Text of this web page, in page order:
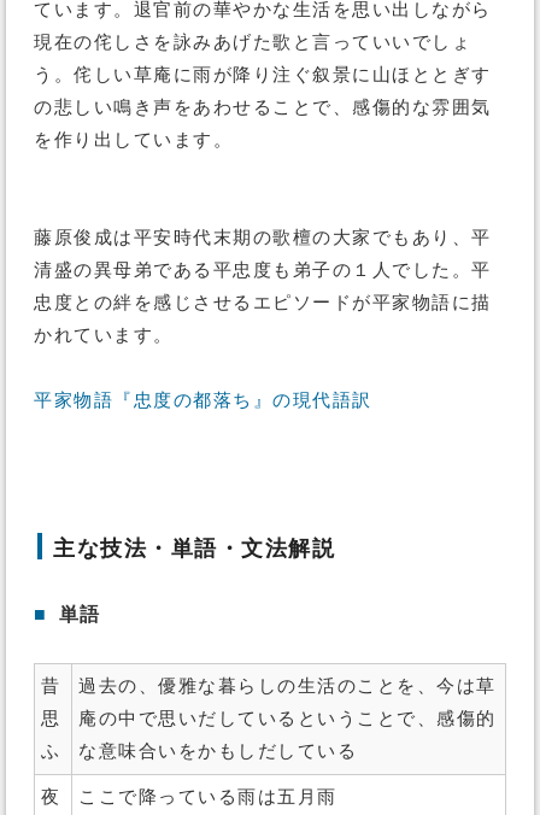
ています。退官前の華やかな生活を思い出しながら
現在の侘しさを詠みあげた歌と言っていいでしょ
う。侘しい草庵に雨が降り注ぐ叙景に山ほととぎす
の悲しい鳴き声をあわせることで、感傷的な雰囲気
を作り出しています。
藤原俊成は平安時代末期の歌檀の大家でもあり、平
清盛の異母弟である平忠度も弟子の１人でした。平
忠度との絆を感じさせるエピソードが平家物語に描
かれています。
平家物語『忠度の都落ち』の現代語訳
主な技法・単語・文法解説
■ 単語
昔
思
ふ
過去の、優雅な暮らしの生活のことを、今は草
庵の中で思いだしているということで、感傷的
な意味合いをかもしだしている
夜
ここで降っている雨は五月雨